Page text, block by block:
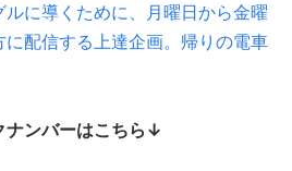
に導くために、月曜日から金曜
配信する上達企画。帰りの電車
ナンバーはこちら↓